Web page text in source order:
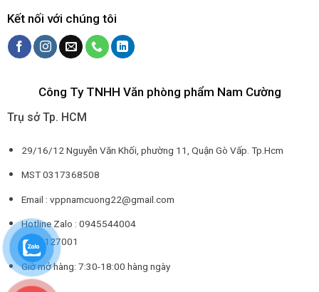
Kết nối với chúng tôi
Công Ty TNHH Văn phòng phẩm Nam Cường
Trụ sở Tp. HCM
29/16/12 Nguyễn Văn Khối, phường 11, Quận Gò Vấp. Tp.Hcm
MST 0317368508
Email : vppnamcuong22@gmail.com
Hotline Zalo : 0945544004
0932127001
Giờ mở hàng: 7:30-18:00 hàng ngày